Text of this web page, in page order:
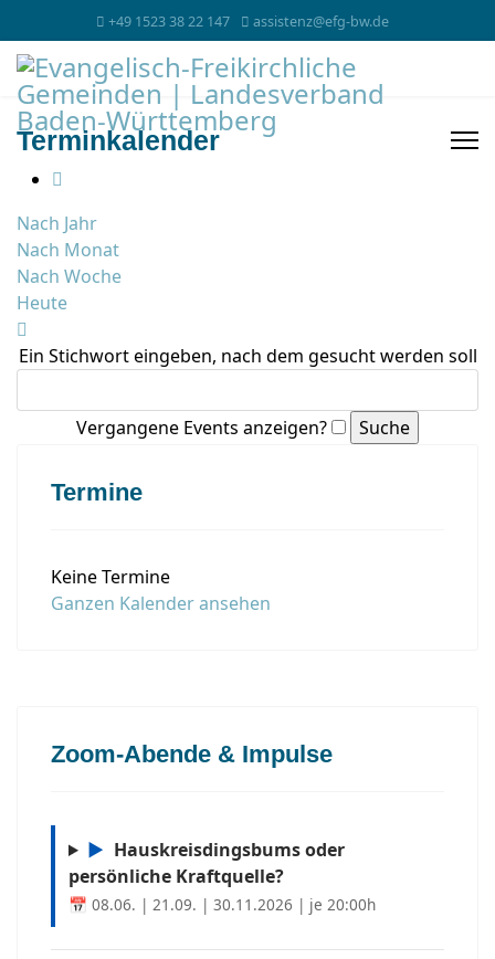
+49 1523 38 22 147 assistenz@efg-bw.de
Terminkalender
Nach Jahr
Nach Monat
Nach Woche
Heute
Ein Stichwort eingeben, nach dem gesucht werden soll
Vergangene Events anzeigen?
Termine
Keine Termine
Ganzen Kalender ansehen
Zoom-Abende & Impulse
▶ Hauskreisdingsbums oder
persönliche Kraftquelle?
📅 08.06. | 21.09. | 30.11.2026 | je 20:00h